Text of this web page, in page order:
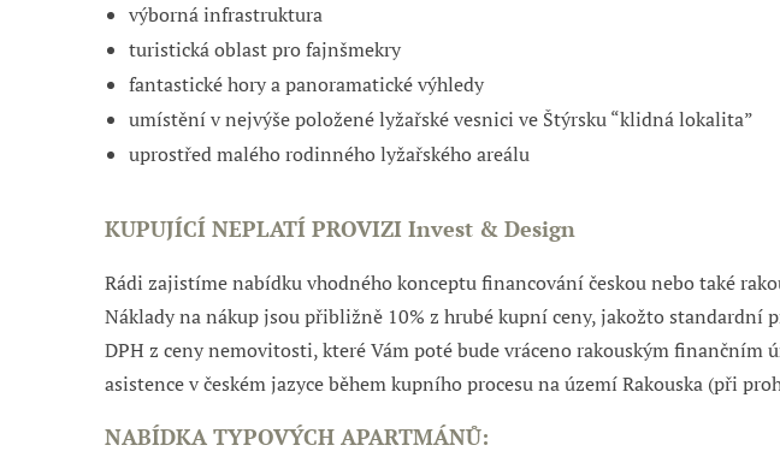
výborná infrastruktura
turistická oblast pro fajnšmekry
fantastické hory a panoramatické výhledy
umístění v nejvýše položené lyžařské vesnici ve Štýrsku “klidná lokalita”
uprostřed malého rodinného lyžařského areálu
KUPUJÍCÍ NEPLATÍ PROVIZI Invest & Design
Rádi zajistíme nabídku vhodného konceptu financování českou nebo také
Náklady na nákup jsou přibližně 10% z hrubé kupní ceny, jakožto
DPH z ceny nemovitosti, které Vám poté bude vráceno rakouským finančním
asistence v českém jazyce během kupního procesu na území Rakouska (při
NABÍDKA TYPOVÝCH APARTMÁNŮ: